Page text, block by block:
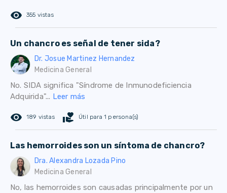
remove_red_eye 355 vistas
Un chancro es señal de tener sida?
Dr. Josue Martinez Hernandez
Medicina General
No. SIDA significa "Síndrome de Inmunodeficiencia
Adquirida"... Leer más
remove_red_eye 189 vistas volunteer_activism Útil para 1 persona(s)
Las hemorroides son un síntoma de chancro?
Dra. Alexandra Lozada Pino
Medicina General
No, las hemorroides son causadas principalmente por un